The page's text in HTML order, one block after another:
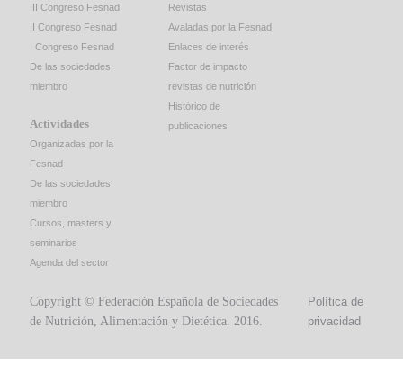
III Congreso Fesnad
II Congreso Fesnad
I Congreso Fesnad
De las sociedades
miembro
Actividades
Organizadas por la
Fesnad
De las sociedades
miembro
Cursos, masters y
seminarios
Agenda del sector
Revistas
Avaladas por la Fesnad
Enlaces de interés
Factor de impacto
revistas de nutrición
Histórico de
publicaciones
Copyright © Federación Española de Sociedades
de Nutrición, Alimentación y Dietética. 2016.
Política de
privacidad